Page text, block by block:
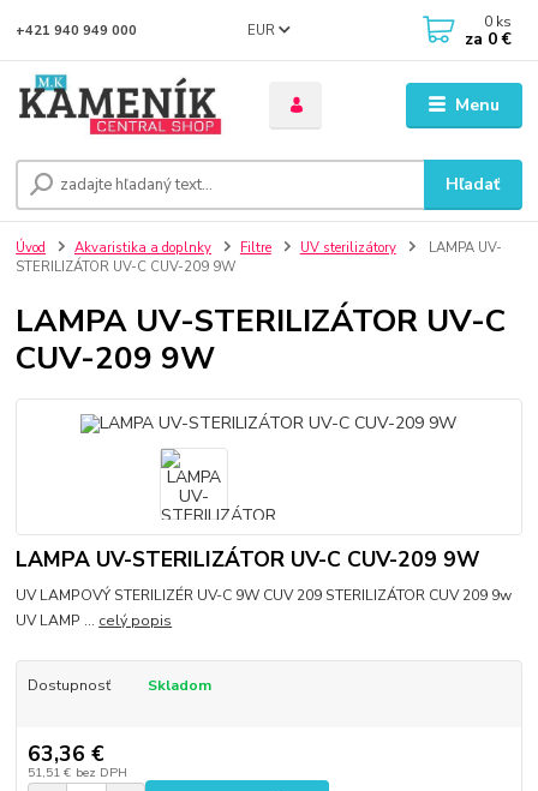
Menu
EUR
Hľadať
+421 940 949 000 0 ks
za 0 €
Úvod Akvaristika a doplnky Filtre UV sterilizátory
LAMPA UV-
STERILIZÁTOR UV-C CUV-209 9W
LAMPA UV-STERILIZÁTOR UV-C
CUV-209 9W
LAMPA UV-STERILIZÁTOR UV-C CUV-209 9W
UV LAMPOVÝ STERILIZÉR UV-C 9W CUV 209 STERILIZÁTOR CUV 209 9w
UV LAMP ... celý popis
Dostupnosť Skladom
63,36 €
51,51 € bez DPH